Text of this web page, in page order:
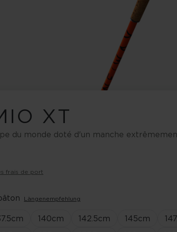
XT
du monde doté d'un manche
frais de port
Längenempfehlung
cm 140cm 142.5cm 145cm